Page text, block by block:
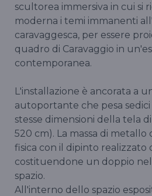
scultorea immersiva in cui si
moderna i temi immanenti
caravaggesca, per essere
quadro di Caravaggio in
contemporanea.
L'installazione è ancorata a
autoportante che pesa
stesse dimensioni della tela
520 cm). La massa di metallo
fisica con il dipinto realizzato
costituendone un doppio
spazio.
All'interno dello spazio